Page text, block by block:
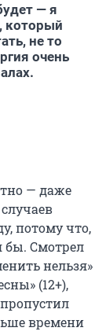
— я
который
не то
очень
— даже
потому что,
бы. Смотрел
нельзя»
(12+),
времени